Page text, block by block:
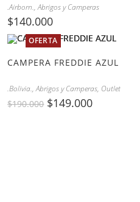
.Airborn.,Abrigos y Camperas
$140.000
OFERTA
CAMPERA FREDDIE AZUL
.Bolivia.,Abrigos y Camperas, Outlet
$190.000 $149.000